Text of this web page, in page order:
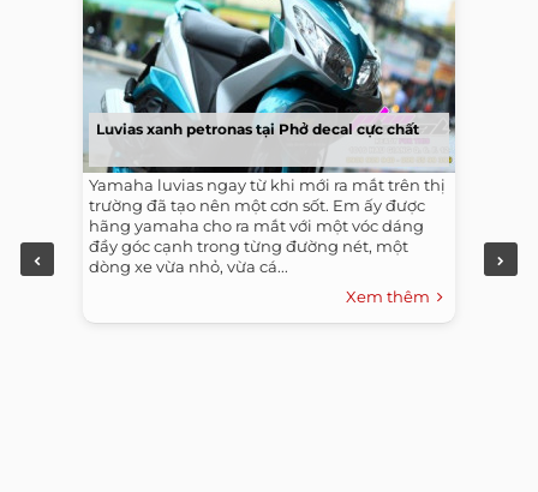
Luvias xanh petronas tại Phở decal cực chất
Yamaha luvias ngay từ khi mới ra mắt trên thị
trường đã tạo nên một cơn sốt. Em ấy được
hãng yamaha cho ra mắt với một vóc dáng
đầy góc cạnh trong từng đường nét, một
dòng xe vừa nhỏ, vừa cá...
Xem thêm